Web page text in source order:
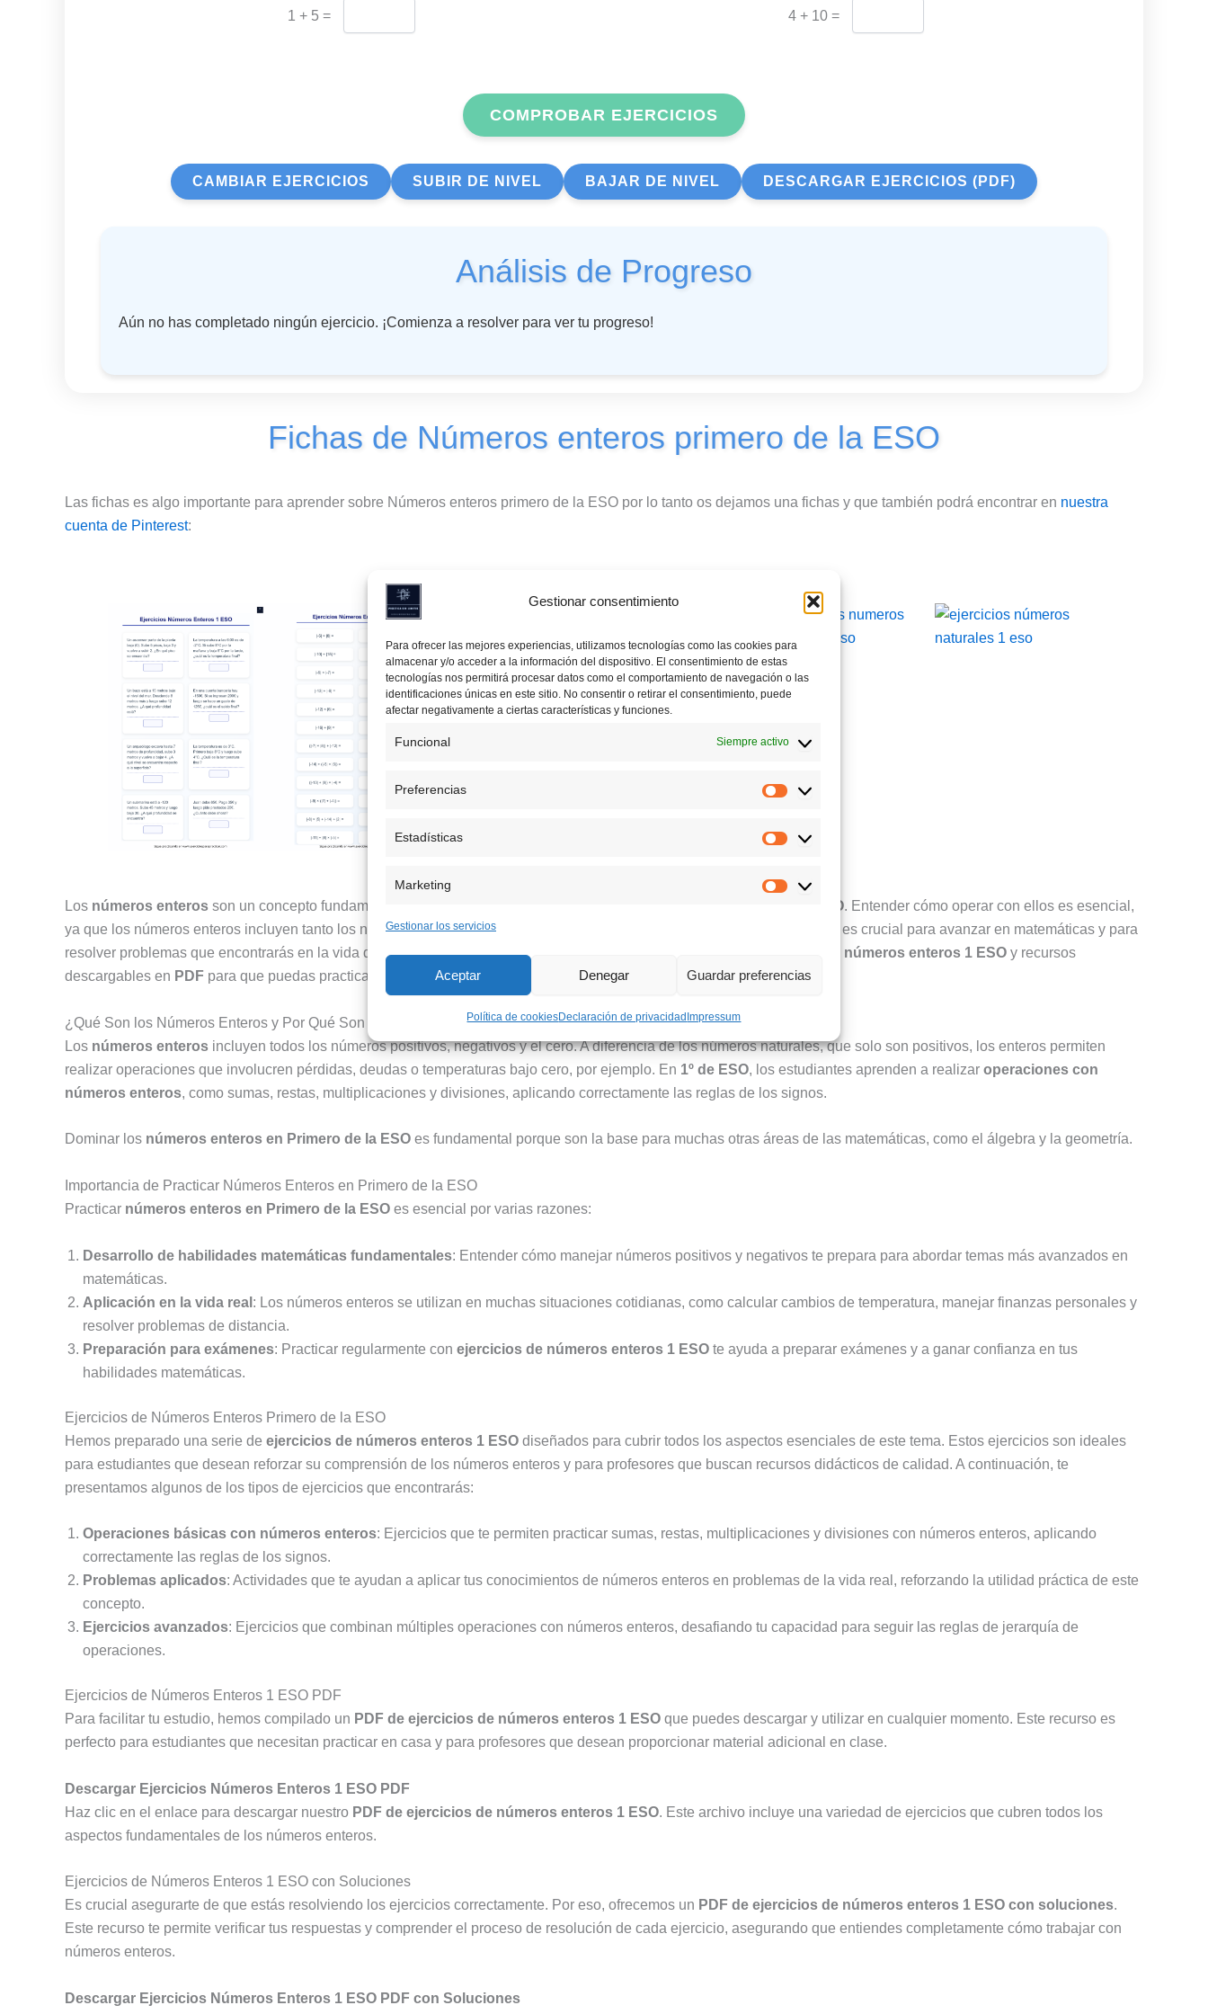
Gestionar consentimiento
Para ofrecer las mejores experiencias, utilizamos tecnologías como las cookies para
almacenar y/o acceder a la información del dispositivo. El consentimiento de estas
tecnologías nos permitirá procesar datos como el comportamiento de navegación o las
identificaciones únicas en este sitio. No consentir o retirar el consentimiento, puede
afectar negativamente a ciertas características y funciones.
Funcional Siempre activo
Preferencias
Preferencias
Estadísticas
Estadísticas
Marketing
Marketing
Gestionar los servicios
Aceptar Denegar Guardar preferencias
Política de cookiesDeclaración de privacidad Impressum
1 + 5 = 4 + 10 =
COMPROBAR EJERCICIOS
CAMBIAR EJERCICIOS SUBIR DE NIVEL BAJAR DE NIVEL DESCARGAR EJERCICIOS (PDF)
Análisis de Progreso
Aún no has completado ningún ejercicio. ¡Comienza a resolver para ver tu progreso!
Fichas de Números enteros primero de la ESO
Las fichas es algo importante para aprender sobre Números enteros primero de la ESO por lo tanto os dejamos una fichas y que también podrá encontrar en nuestra
cuenta de Pinterest:
Los números enteros son un concepto fundamental en matemáticas que se introduce formalmente en Primero de la ESO. Entender cómo operar con ellos es esencial,
ya que los números enteros incluyen tanto los números positivos como los negativos, así como el cero. Este conocimiento es crucial para avanzar en matemáticas y para
resolver problemas que encontrarás en la vida diaria. En esta página, te ofrecemos una amplia selección de
ejercicios de números enteros 1 ESO y recursos
descargables en PDF para que puedas practicar y mejorar tus habilidades.
¿Qué Son los Números Enteros y Por Qué Son Importantes en Primero de la ESO?
Los números enteros incluyen todos los números positivos, negativos y el cero. A diferencia de los números naturales, que solo son positivos, los enteros permiten
realizar operaciones que involucren pérdidas, deudas o temperaturas bajo cero, por ejemplo. En 1º de ESO, los estudiantes aprenden a realizar operaciones con
números enteros, como sumas, restas, multiplicaciones y divisiones, aplicando correctamente las reglas de los signos.
Dominar los números enteros en Primero de la ESO es fundamental porque son la base para muchas otras áreas de las matemáticas, como el álgebra y la geometría.
Importancia de Practicar Números Enteros en Primero de la ESO
Practicar números enteros en Primero de la ESO es esencial por varias razones:
Desarrollo de habilidades matemáticas fundamentales: Entender cómo manejar números positivos y negativos te prepara para abordar temas más avanzados en
matemáticas.
Aplicación en la vida real : Los números enteros se utilizan en muchas situaciones cotidianas, como calcular cambios de temperatura, manejar finanzas personales y
resolver problemas de distancia.
Preparación para exámenes: Practicar regularmente con ejercicios de números enteros 1 ESO te ayuda a preparar exámenes y a ganar confianza en tus
habilidades matemáticas.
Ejercicios de Números Enteros Primero de la ESO
Hemos preparado una serie de ejercicios de números enteros 1 ESO diseñados para cubrir todos los aspectos esenciales de este tema. Estos ejercicios son ideales
para estudiantes que desean reforzar su comprensión de los números enteros y para profesores que buscan recursos didácticos de calidad. A continuación, te
presentamos algunos de los tipos de ejercicios que encontrarás:
Operaciones básicas con números enteros: Ejercicios que te permiten practicar sumas, restas, multiplicaciones y divisiones con números enteros, aplicando
correctamente las reglas de los signos.
Problemas aplicados: Actividades que te ayudan a aplicar tus conocimientos de números enteros en problemas de la vida real, reforzando la utilidad práctica de este
concepto.
Ejercicios avanzados: Ejercicios que combinan múltiples operaciones con números enteros, desafiando tu capacidad para seguir las reglas de jerarquía de
operaciones.
Ejercicios de Números Enteros 1 ESO PDF
Para facilitar tu estudio, hemos compilado un PDF de ejercicios de números enteros 1 ESO que puedes descargar y utilizar en cualquier momento. Este recurso es
perfecto para estudiantes que necesitan practicar en casa y para profesores que desean proporcionar material adicional en clase.
Descargar Ejercicios Números Enteros 1 ESO PDF
Haz clic en el enlace para descargar nuestro PDF de ejercicios de números enteros 1 ESO. Este archivo incluye una variedad de ejercicios que cubren todos los
aspectos fundamentales de los números enteros.
Ejercicios de Números Enteros 1 ESO con Soluciones
Es crucial asegurarte de que estás resolviendo los ejercicios correctamente. Por eso, ofrecemos un PDF de ejercicios de números enteros 1 ESO con soluciones.
Este recurso te permite verificar tus respuestas y comprender el proceso de resolución de cada ejercicio, asegurando que entiendes completamente cómo trabajar con
números enteros.
Descargar Ejercicios Números Enteros 1 ESO PDF con Soluciones